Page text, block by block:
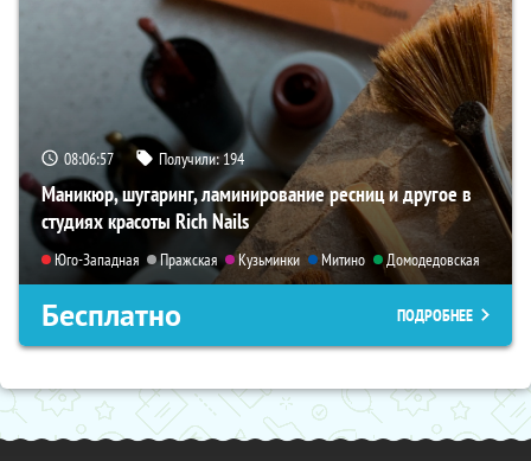
08:06:56 Получили:194
Маникюр, шугаринг, ламинирование ресниц и другое в
студиях красоты Rich Nails
Юго-Западная Пражская Кузьминки Митино Домодедовская
Бесплатно ПОДРОБНЕЕ